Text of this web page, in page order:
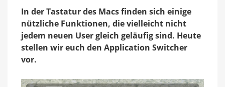
dem
Application
Switcher
In der Tastatur des Macs finden sich einige
nützliche Funktionen, die vielleicht nicht
jedem neuen User gleich geläufig sind. Heute
stellen wir euch den Application Switcher
vor.